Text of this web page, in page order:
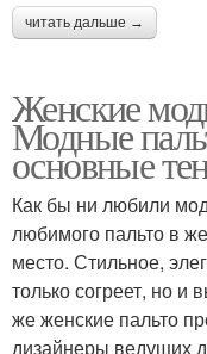
читать дальше →
Женские
Модные
основные
Как бы ни любили
любимого пальто в
место. Стильное,
только согреет, но и
же женские пальто
дизайнеры ведущих